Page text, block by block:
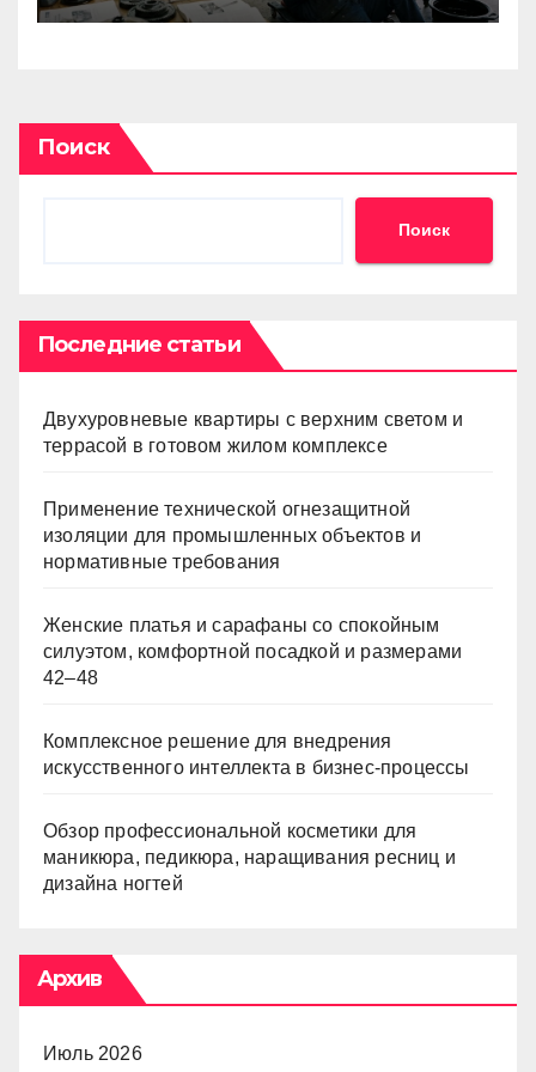
особенности замены
Поиск
Поиск
Последние статьи
Двухуровневые квартиры с верхним светом и
террасой в готовом жилом комплексе
Применение технической огнезащитной
изоляции для промышленных объектов и
нормативные требования
Женские платья и сарафаны со спокойным
силуэтом, комфортной посадкой и размерами
42–48
Комплексное решение для внедрения
искусственного интеллекта в бизнес-процессы
Обзор профессиональной косметики для
маникюра, педикюра, наращивания ресниц и
дизайна ногтей
Архив
Июль 2026